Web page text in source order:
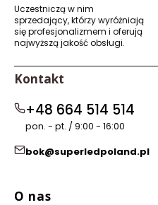
Uczestniczą w nim
sprzedający, którzy wyróżniają
się profesjonalizmem i oferują
najwyższą jakość obsługi.
Kontakt
+48 664 514 514
pon. - pt. / 9:00 - 16:00
bok@superledpoland.pl
Linki w stopce
O nas